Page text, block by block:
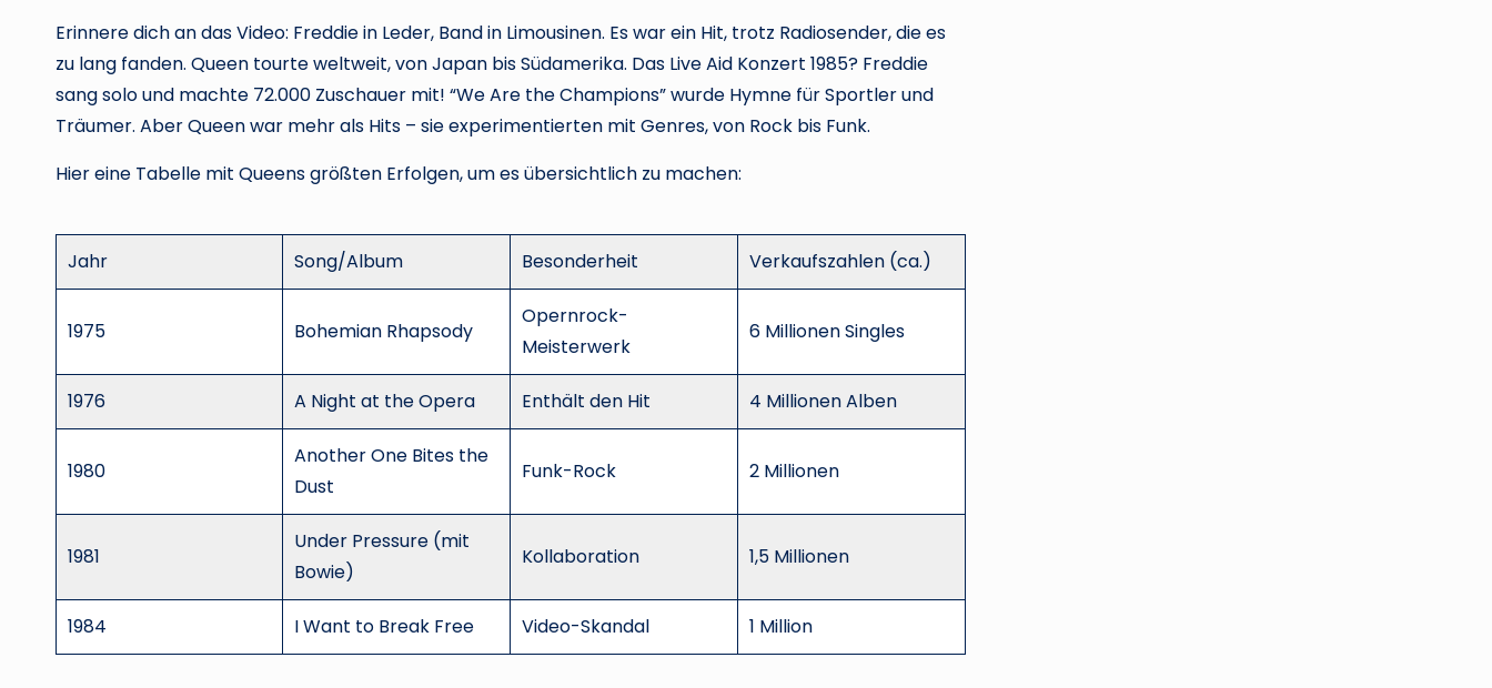
Erinnere dich an das Video: Freddie in Leder, Band in Limousinen. Es war ein Hit, trotz Radiosender, die es
zu lang fanden. Queen tourte weltweit, von Japan bis Südamerika. Das Live Aid Konzert 1985? Freddie
sang solo und machte 72.000 Zuschauer mit! “We Are the Champions” wurde Hymne für Sportler und
Träumer. Aber Queen war mehr als Hits – sie experimentierten mit Genres, von Rock bis Funk.
Hier eine Tabelle mit Queens größten Erfolgen, um es übersichtlich zu machen:
Jahr Song/Album Besonderheit Verkaufszahlen (ca.)
1975 Bohemian Rhapsody
Opernrock-
Meisterwerk
6 Millionen Singles
1976 A Night at the Opera Enthält den Hit 4 Millionen Alben
1980
Another One Bites the
Dust
Funk-Rock 2 Millionen
1981
Under Pressure (mit
Bowie)
Kollaboration 1,5 Millionen
1984 I Want to Break Free Video-Skandal 1 Million